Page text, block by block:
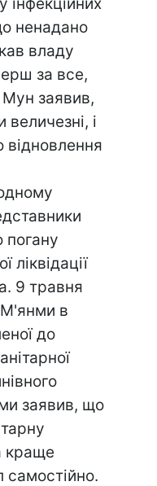
ненадано
владу
за все,
заявив,
і
ліквідації
9 травня
в
до
заявив, що
краще
самостійно.